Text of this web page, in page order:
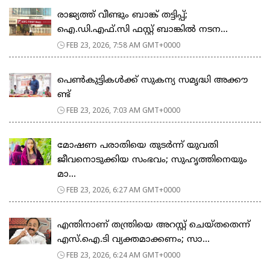
രാജ്യത്ത് വീണ്ടും ബാങ്ക് തട്ടിപ്പ്;
ഐ.ഡി.എഫ്.സി ഫസ്റ്റ് ബാങ്കിൽ നടന...
FEB 23, 2026, 7:58 AM GMT+0000
പെ​ൺ​കു​ട്ടി​ക​ൾ​ക്ക് സു​ക​ന്യ സ​മൃ​ദ്ധി അ​ക്കൗ​
ണ്ട്
FEB 23, 2026, 7:03 AM GMT+0000
മോഷണ പരാതിയെ തുടര്‍ന്ന് യുവതി
ജീവനൊടുക്കിയ സംഭവം; സുഹൃത്തിനെയും
മാ...
FEB 23, 2026, 6:27 AM GMT+0000
എന്തിനാണ് തന്ത്രിയെ അറസ്റ്റ് ചെയ്തതെന്ന്
എസ്.ഐ.ടി വ്യക്തമാക്കണം; സാ...
FEB 23, 2026, 6:24 AM GMT+0000